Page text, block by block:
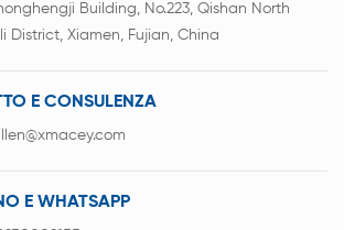
Building, No.223, Qishan North
District, Xiamen, Fujian, China
E CONSULENZA
E WHATSAPP